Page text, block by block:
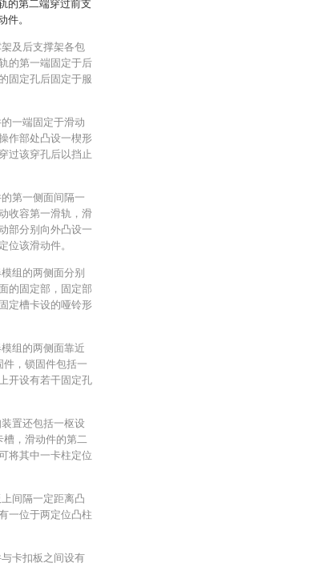
的第二端穿过前支
件。
及后支撑架各包
的第一端固定于后
固定孔后固定于服
一端固定于滑动
作部处凸设一楔形
过该穿孔后以挡止
第一侧面间隔一
收容第一滑轨，滑
部分别向外凸设一
位该滑动件。
组的两侧面分别
的固定部，固定部
定槽卡设的哑铃形
组的两侧面靠近
，锁固件包括一
开设有若干固定孔
置还包括一枢设
槽，滑动件的第二
将其中一卡柱定位
间隔一定距离凸
一位于两定位凸柱
卡扣板之间设有